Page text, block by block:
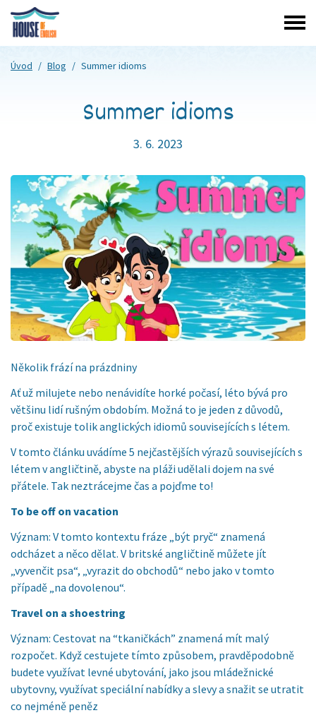
Úvod / Blog / Summer idioms
Summer idioms
3. 6. 2023
Několik frází na prázdniny
Ať už milujete nebo nenávidíte horké počasí, léto bývá pro
většinu lidí rušným obdobím. Možná to je jeden z důvodů,
proč existuje tolik anglických idiomů souvisejících s létem.
V tomto článku uvádíme 5 nejčastějších výrazů souvisejících s
létem v angličtině, abyste na pláži udělali dojem na své
přátele. Tak neztrácejme čas a pojďme to!
To be off on vacation
Význam: V tomto kontextu fráze „být pryč“ znamená
odcházet a něco dělat. V britské angličtině můžete jít
„vyvenčit psa“, „vyrazit do obchodů“ nebo jako v tomto
případě „na dovolenou“.
Travel on a shoestring
Význam: Cestovat na “tkaničkách” znamená mít malý
rozpočet. Když cestujete tímto způsobem, pravděpodobně
budete využívat levné ubytování, jako jsou mládežnické
ubytovny, využívat speciální nabídky a slevy a snažit se utratit
co nejméně peněz